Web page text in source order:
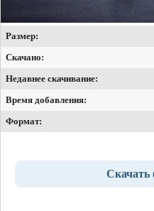
Размер:
Скачано:
Недавнее скачивание:
Время добавления:
Формат:
Скачать